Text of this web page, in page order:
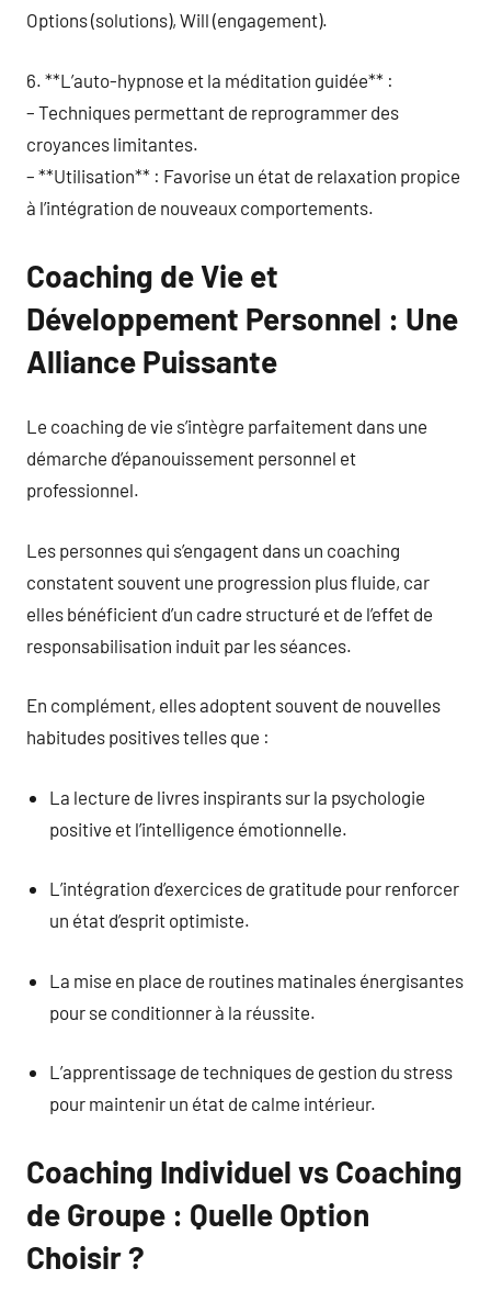
Options (solutions), Will (engagement).
6. **L’auto-hypnose et la méditation guidée** :
– Techniques permettant de reprogrammer des
croyances limitantes.
– **Utilisation** : Favorise un état de relaxation propice
à l’intégration de nouveaux comportements.
Coaching de Vie et
Développement Personnel : Une
Alliance Puissante
Le coaching de vie s’intègre parfaitement dans une
démarche d’épanouissement personnel et
professionnel.
Les personnes qui s’engagent dans un coaching
constatent souvent une progression plus fluide, car
elles bénéficient d’un cadre structuré et de l’effet de
responsabilisation induit par les séances.
En complément, elles adoptent souvent de nouvelles
habitudes positives telles que :
La lecture de livres inspirants sur la psychologie
positive et l’intelligence émotionnelle.
L’intégration d’exercices de gratitude pour renforcer
un état d’esprit optimiste.
La mise en place de routines matinales énergisantes
pour se conditionner à la réussite.
L’apprentissage de techniques de gestion du stress
pour maintenir un état de calme intérieur.
Coaching Individuel vs Coaching
de Groupe : Quelle Option
Choisir ?